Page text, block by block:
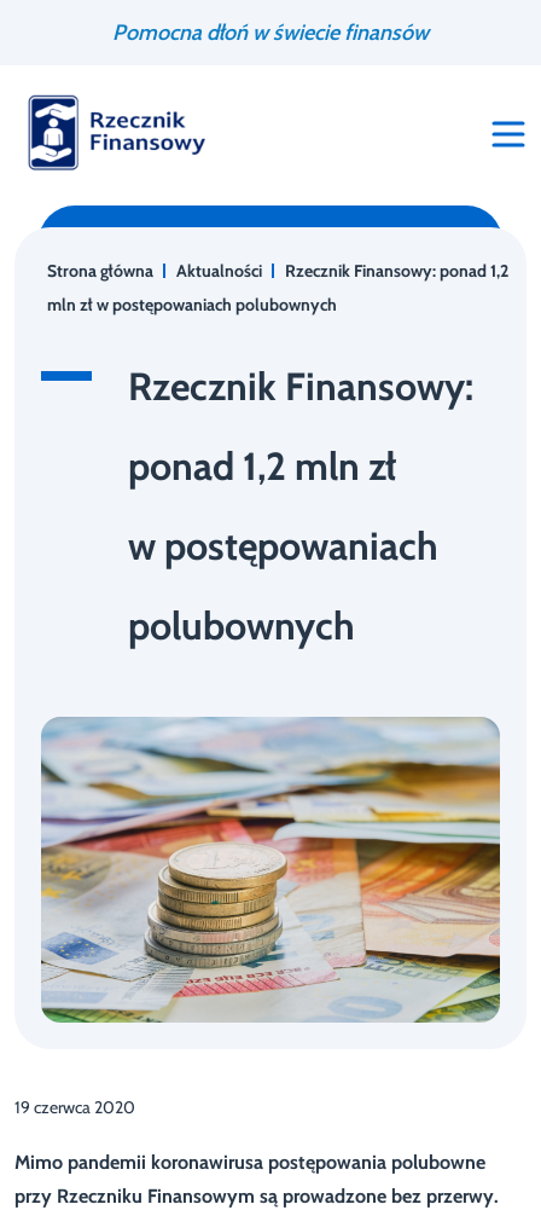
Pomocna dłoń w świecie finansów
Strona główna Aktualności
Rzecznik Finansowy: ponad 1,2
mln zł w postępowaniach polubownych
Rzecznik Finansowy:
ponad 1,2 mln zł
w postępowaniach
polubownych
19 czerwca 2020
Mimo pandemii koronawirusa postępowania polubowne
przy Rzeczniku Finansowym są prowadzone bez przerwy.